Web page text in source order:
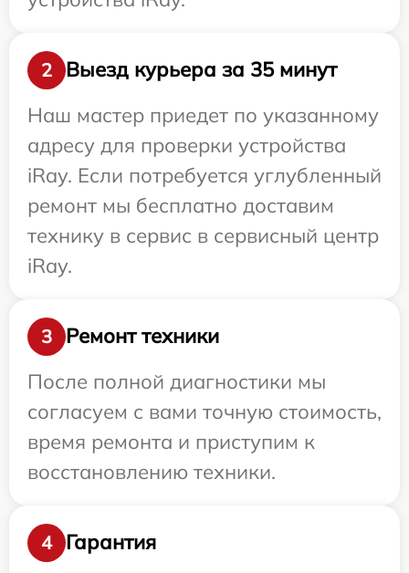
2
Выезд курьера за 35 минут
Наш мастер приедет по указанному
адресу для проверки устройства
iRay. Если потребуется углубленный
ремонт мы бесплатно доставим
технику в сервис в сервисный центр
iRay.
3
Ремонт техники
После полной диагностики мы
согласуем с вами точную стоимость,
время ремонта и приступим к
восстановлению техники.
4
Гарантия